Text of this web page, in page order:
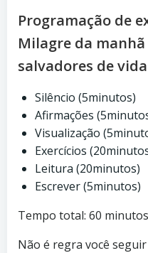
Programação de
Milagre da manhã
salvadores de
Silêncio (5minutos)
Afirmações
Visualização
Exercícios
Leitura (20minutos)
Escrever (5minutos)
Tempo total: 60 minutos
Não é regra você